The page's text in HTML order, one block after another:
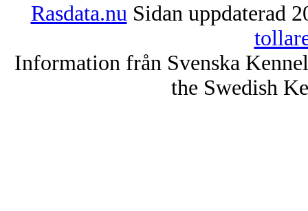
Rasdata.nu Sidan uppdaterad
Information från Svenska
the Swedish